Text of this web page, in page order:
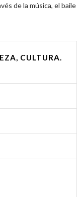
de la música, el baile
CULTURA.